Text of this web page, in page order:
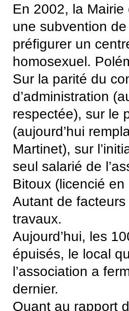
En 2002, la
une subvention
préfigurer un
homosexuel.
Sur la parité du
d’administration
respectée), sur le
(aujourd’hui
Martinet), sur
seul salarié de
Bitoux (licencié
Autant de
travaux.
Aujourd’hui, les
épuisés, le local
l’association a
dernier.
Quant au rapport